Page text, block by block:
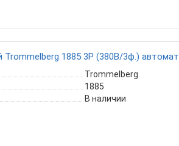
1885 3Р (380В/3ф.) автомат
Trommelberg
1885
В наличии